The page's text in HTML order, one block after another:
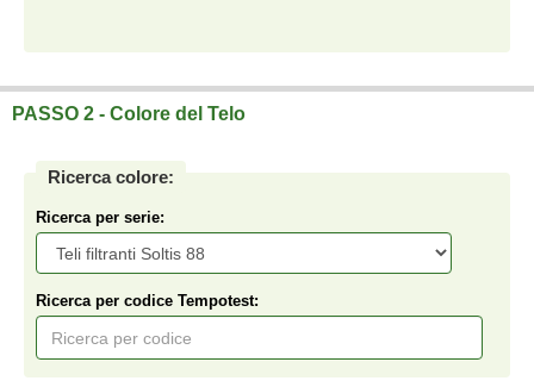
PASSO 2 - Colore del Telo
Ricerca colore:
Ricerca per serie:
Ricerca per codice Tempotest: